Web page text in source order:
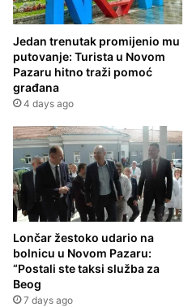
Jedan trenutak promijenio mu
putovanje: Turista u Novom
Pazaru hitno traži pomoć
građana
4 days ago
Lončar žestoko udario na
bolnicu u Novom Pazaru:
“Postali ste taksi služba za
Beog
7 days ago